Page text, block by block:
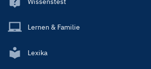
Lernen & Familie
Lexika